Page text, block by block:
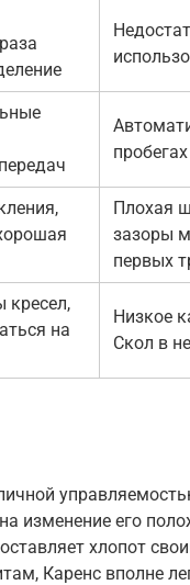
Плохая
зазоры
первых
кресел,
на
Низкое
Скол в
изменение его
хлопот
Каренс вполне